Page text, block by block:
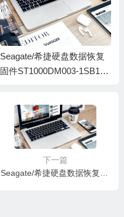
Seagate/希捷硬盘数据恢复
固件ST1000DM003-1SB102
下一篇
Seagate/希捷硬盘数据恢复固件ST1000DM003-1SB102-CC62-Z9A62V9N